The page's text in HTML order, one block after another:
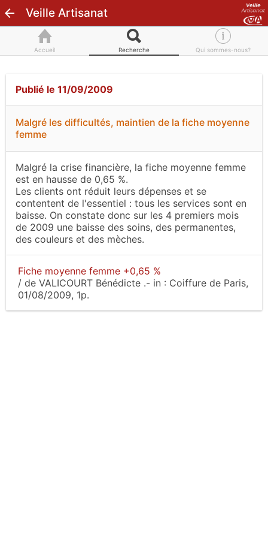
Veille Artisanat
Accueil Recherche Qui sommes-nous?
Publié le 11/09/2009
Malgré les difficultés, maintien de la fiche moyenne
femme
Malgré la crise financière, la fiche moyenne femme
est en hausse de 0,65 %.
Les clients ont réduit leurs dépenses et se
contentent de l'essentiel : tous les services sont en
baisse. On constate donc sur les 4 premiers mois
de 2009 une baisse des soins, des permanentes,
des couleurs et des mèches.
Fiche moyenne femme +0,65 %
/ de VALICOURT Bénédicte .- in : Coiffure de Paris,
01/08/2009, 1p.